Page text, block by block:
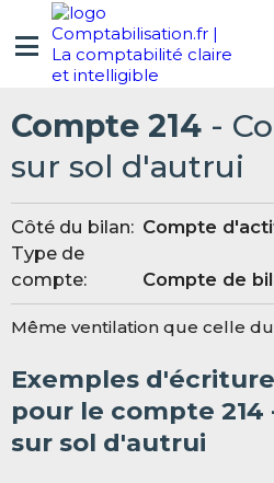
Compte 214 -
sur sol d'autrui
Côté du bilan: Compte
Type de
compte:
Compte de
Même ventilation que celle
Exemples
pour le compte
sur sol d'autrui